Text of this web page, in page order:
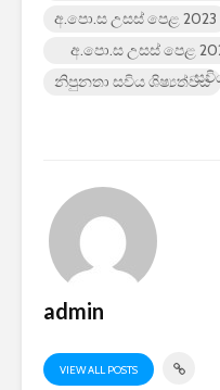
අ.පො.ස උසස් පෙළ 2023
අ.පො.ස උසස් පෙළ
නිපුනතා සවිය ශිෂ්‍යත්වය
admin
VIEW ALL POSTS
2026
හඳුන්වා